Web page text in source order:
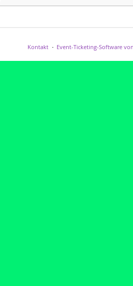
Kontakt Event-Ticketing-Software